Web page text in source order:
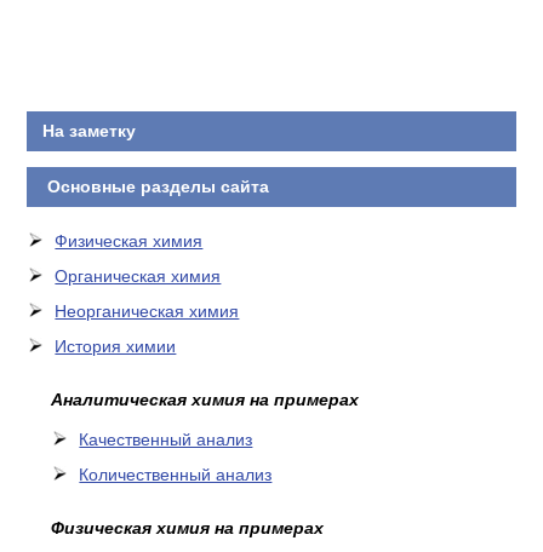
На заметку
Основные разделы сайта
Физическая химия
Органическая химия
Неорганическая химия
История химии
Аналитическая химия на примерах
Качественный анализ
Количественный анализ
Физическая химия на примерах